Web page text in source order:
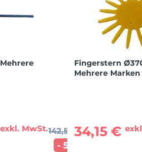
exkl. MwSt.142,55 €
- 5 %
Fingerstern
Mehrere Marken
34,15 €